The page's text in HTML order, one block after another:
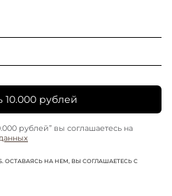
10.000 рублей
рублей” вы соглашаетесь на
ОСТАВАЯСЬ НА НЕМ, ВЫ СОГЛАШАЕТЕСЬ С